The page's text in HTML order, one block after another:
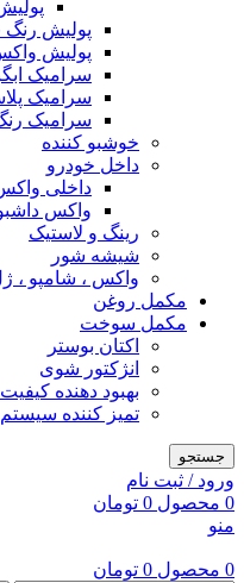
پولیش رنگ
پولیش
سرامیک
سرامیک
سرامیک
خوشبو کننده
داخل خودرو
داخلی
واکس
رینگ و لاستیک
شیشه شور
واکس ، شامپو ،
مکمل روغن
مکمل سوخت
اکتان بوستر
انژکتور شوی
بهبود دهنده
تمیز کننده
جستجو
ورود / ثبت نام
0 محصول 0 تومان
منو
0 محصول 0 تومان